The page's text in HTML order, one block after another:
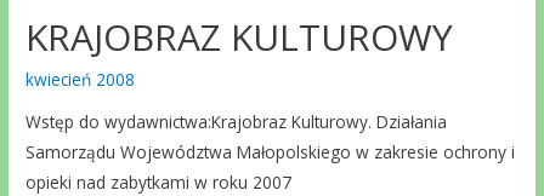
KRAJOBRAZ KULTUROWY
kwiecień 2008
Wstęp do wydawnictwa:Krajobraz Kulturowy. Działania
Samorządu Województwa Małopolskiego w zakresie ochrony i
opieki nad zabytkami w roku 2007